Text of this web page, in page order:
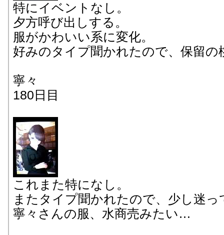
特にイベントなし。
夕方呼び出しする。
服がかわいい系に変化。
好みのタイプ聞かれたので、保留の
寧々
180日目
これまた特になし。
またタイプ聞かれたので、少し迷っ
寧々さんの服、水商売みたい…